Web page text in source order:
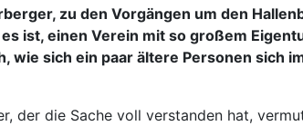
zu den Vorgängen um den
ist, einen Verein mit so großem
wie sich ein paar ältere Personen sich
der die Sache voll verstanden hat,